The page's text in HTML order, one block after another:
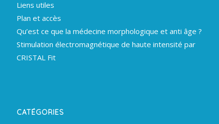
Liens utiles
Plan et accès
Qu’est ce que la médecine morphologique et anti âge ?
Stimulation électromagnétique de haute intensité par
CRISTAL Fit
CATÉGORIES